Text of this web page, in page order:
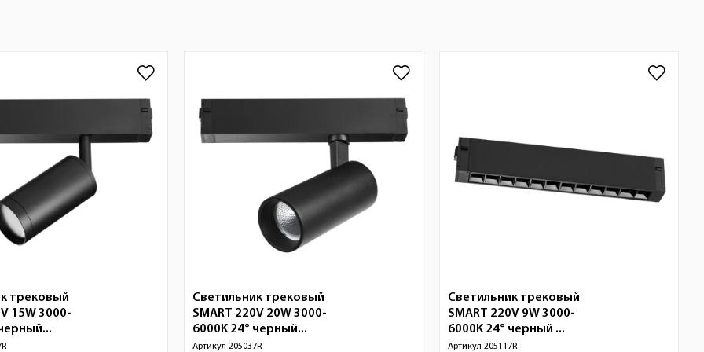
трековый
15W 3000-
Светильник трековый
SMART 220V 20W 3000-
6000K 24° черный...
Артикул 205037R
Светильник трековый
SMART 220V 9W 3000-
6000K 24° черный ...
Артикул 205117R